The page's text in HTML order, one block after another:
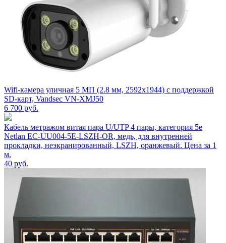
Wifi-камера уличная 5 МП (2.8 мм, 2592x1944) с поддержкой
SD-карт, Vandsec VN-XMJ50
6 700 руб.
Кабель метражом витая пара U/UTP 4 пары, категория 5e
Netlan EC-UU004-5E-LSZH-OR, медь, для внутренней
прокладки, неэкранированный, LSZH, оранжевый. Цена за 1
м.
40 руб.